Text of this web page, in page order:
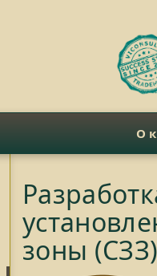
О
зоны (СЗЗ)